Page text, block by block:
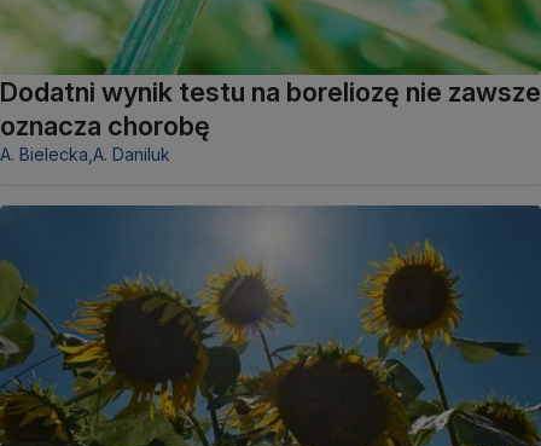
Dodatni wynik testu na boreliozę nie zawsze
oznacza chorobę
A. Bielecka, A. Daniluk